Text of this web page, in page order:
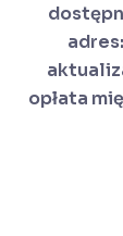
opłata